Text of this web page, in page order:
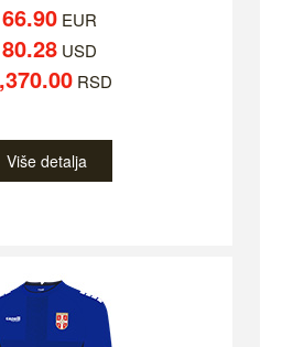
66.90EUR
80.28USD
RSD
Više detalja